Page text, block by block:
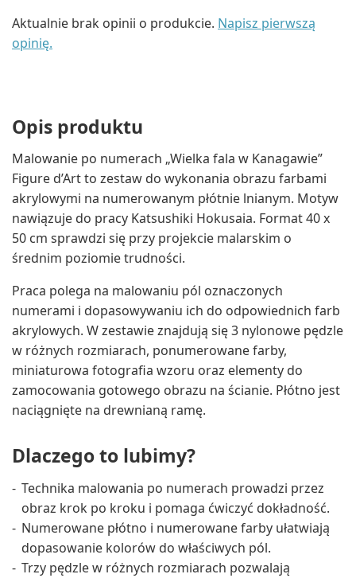
Aktualnie brak opinii o produkcie. Napisz pierwszą
opinię.
Opis produktu
Malowanie po numerach „Wielka fala w Kanagawie”
Figure d’Art to zestaw do wykonania obrazu farbami
akrylowymi na numerowanym płótnie lnianym. Motyw
nawiązuje do pracy Katsushiki Hokusaia. Format 40 x
50 cm sprawdzi się przy projekcie malarskim o
średnim poziomie trudności.
Praca polega na malowaniu pól oznaczonych
numerami i dopasowywaniu ich do odpowiednich farb
akrylowych. W zestawie znajdują się 3 nylonowe pędzle
w różnych rozmiarach, ponumerowane farby,
miniaturowa fotografia wzoru oraz elementy do
zamocowania gotowego obrazu na ścianie. Płótno jest
naciągnięte na drewnianą ramę.
Dlaczego to lubimy?
Technika malowania po numerach prowadzi przez
obraz krok po kroku i pomaga ćwiczyć dokładność.
Numerowane płótno i numerowane farby ułatwiają
dopasowanie kolorów do właściwych pól.
Trzy pędzle w różnych rozmiarach pozwalają